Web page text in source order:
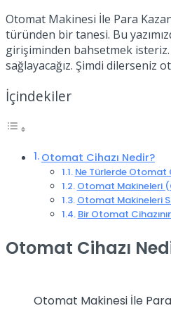
Otomat Makinesi İle Para
türünden bir tanesi. Bu
girişiminden bahsetmek
sağlayacağız. Şimdi dilerseniz
İçindekiler
Otomat Cihazı Nedir?
Ne Türlerde Otomat
Otomat Makineleri
Otomat Makineleri
Bir Otomat
Otomat Cihazı
Otomat Makinesi İle